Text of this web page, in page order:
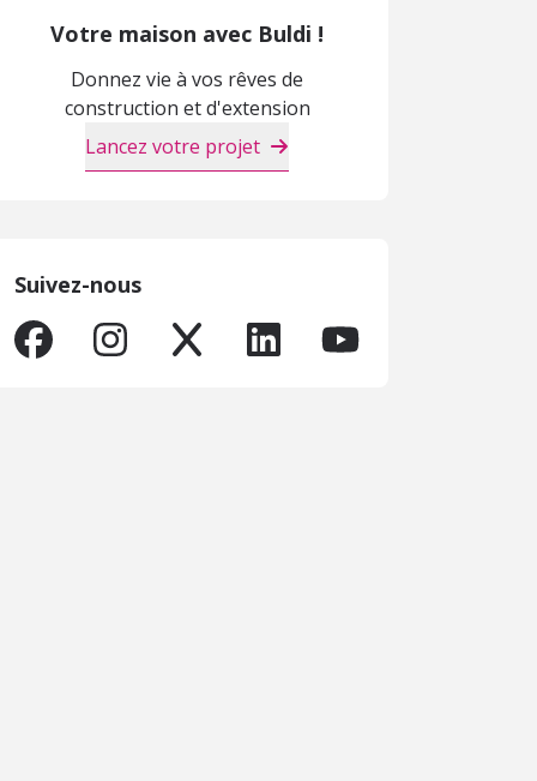
Votre maison avec Buldi !
Donnez vie à vos rêves de
construction et d'extension
Lancez votre projet
Suivez-nous